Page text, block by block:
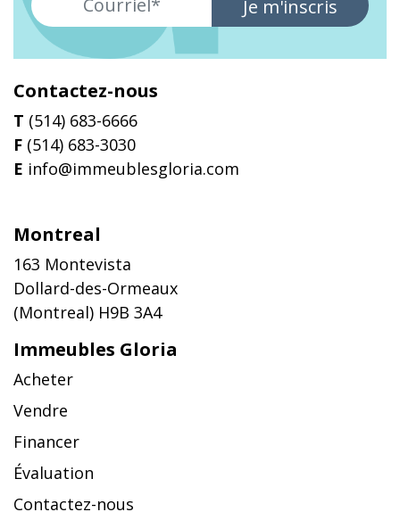
Contactez-nous
T (514) 683-6666
F (514) 683-3030
E info@immeublesgloria.com
Montreal
163 Montevista
Dollard-des-Ormeaux
(Montreal) H9B 3A4
Immeubles Gloria
Acheter
Vendre
Financer
Évaluation
Contactez-nous
Je m'inscris